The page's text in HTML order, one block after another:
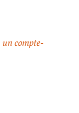
un compte-